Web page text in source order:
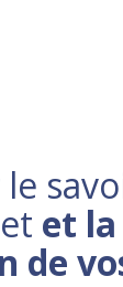
et la
de